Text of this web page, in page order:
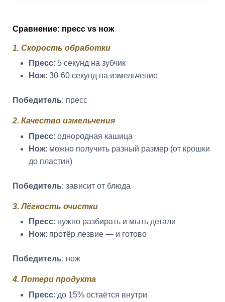
Сравнение: пресс vs нож
1. Скорость обработки
Пресс: 5 секунд на зубчик
Нож: 30-60 секунд на измельчение
Победитель: пресс
2. Качество измельчения
Пресс: однородная кашица
Нож: можно получить разный размер (от крошки
до пластин)
Победитель: зависит от блюда
3. Лёгкость очистки
Пресс: нужно разбирать и мыть детали
Нож: протёр лезвие — и готово
Победитель: нож
4. Потери продукта
Пресс: до 15% остаётся внутри